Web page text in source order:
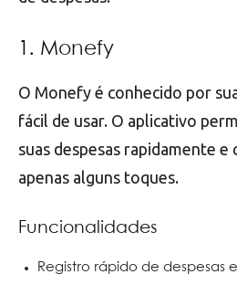
1. Monefy
O Monefy é conhecido por
fácil de usar. O aplicativo
suas despesas rapidamente e
apenas alguns toques.
Funcionalidades
Registro rápido de despesas